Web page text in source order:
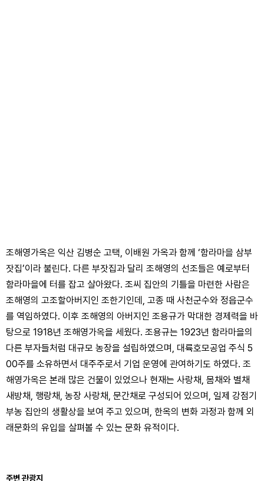
조해영가옥은 익산 김병순 고택, 이배원 가옥과 함께 ‘함라마을 삼부
잣집’이라 불린다. 다른 부잣집과 달리 조해영의 선조들은 예로부터
함라마을에 터를 잡고 살아왔다. 조씨 집안의 기틀을 마련한 사람은
조해영의 고조할아버지인 조한기인데, 고종 때 사천군수와 정읍군수
를 역임하였다. 이후 조해영의 아버지인 조용규가 막대한 경제력을 바
탕으로 1918년 조해영가옥을 세웠다. 조용규는 1923년 함라마을의
다른 부자들처럼 대규모 농장을 설립하였으며, 대륙호모공업 주식 5
00주를 소유하면서 대주주로서 기업 운영에 관여하기도 하였다. 조
해영가옥은 본래 많은 건물이 있었으나 현재는 사랑채, 몸채와 별채
새방채, 행랑채, 농장 사랑채, 문간채로 구성되어 있으며, 일제 강점기
부농 집안의 생활상을 보여 주고 있으며, 한옥의 변화 과정과 함께 외
래문화의 유입을 살펴볼 수 있는 문화 유적이다.
주변 관광지